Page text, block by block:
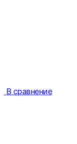
В сравнение